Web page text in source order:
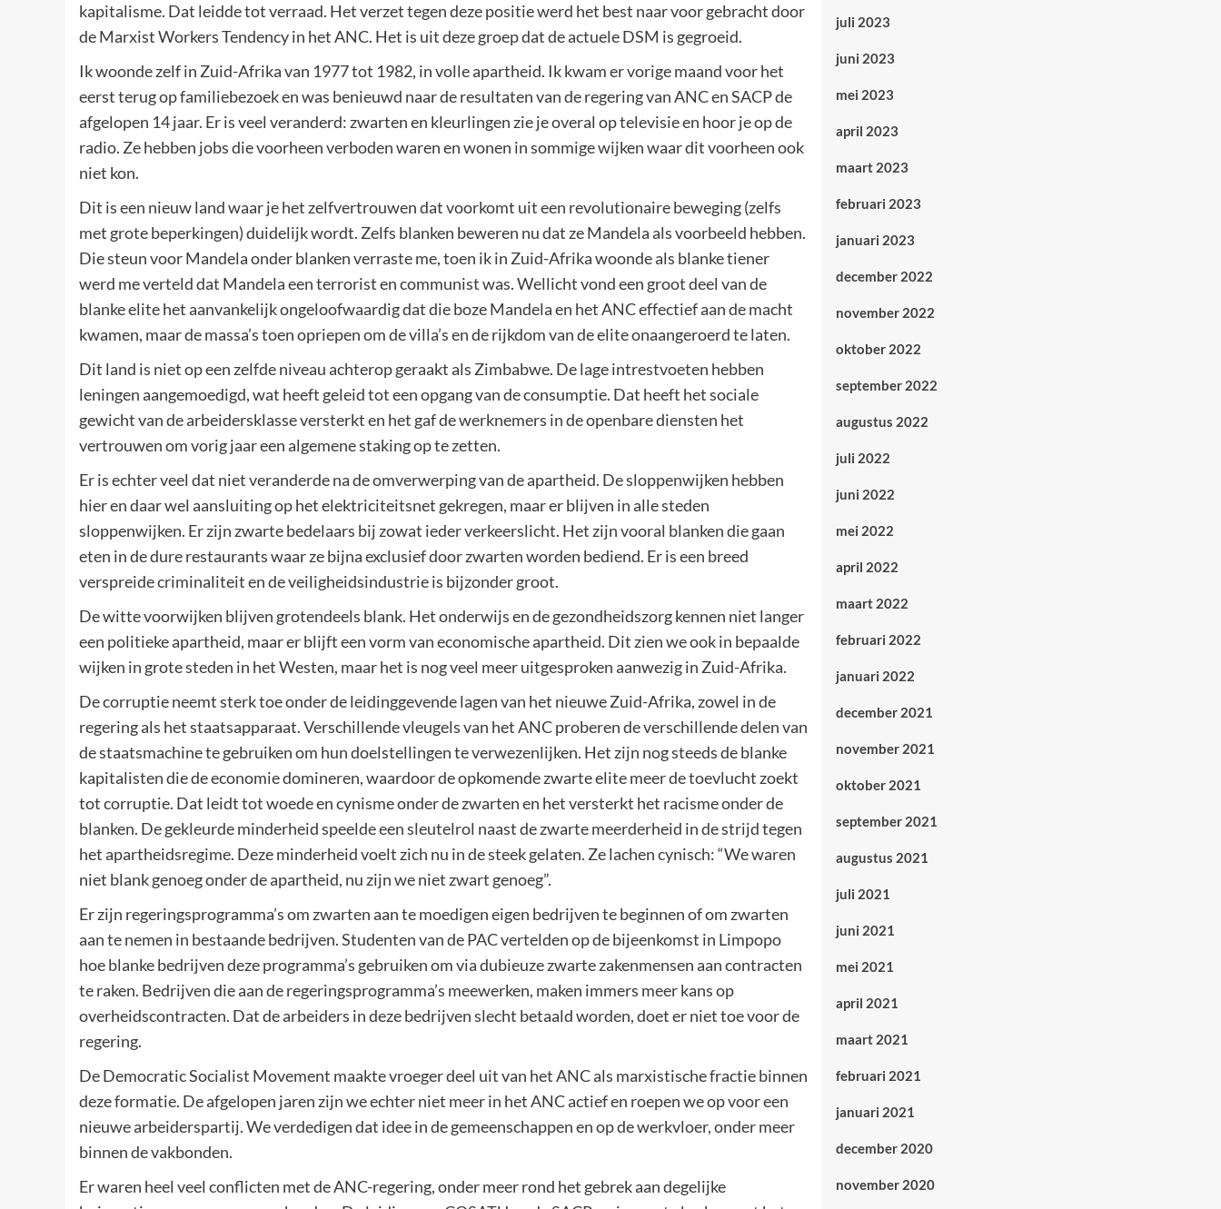
kapitalisme. Dat leidde tot verraad. Het verzet tegen deze positie werd het best naar voor gebracht door
de Marxist Workers Tendency in het ANC. Het is uit deze groep dat de actuele DSM is gegroeid.
Ik woonde zelf in Zuid-Afrika van 1977 tot 1982, in volle apartheid. Ik kwam er vorige maand voor het
eerst terug op familiebezoek en was benieuwd naar de resultaten van de regering van ANC en SACP de
afgelopen 14 jaar. Er is veel veranderd: zwarten en kleurlingen zie je overal op televisie en hoor je op de
radio. Ze hebben jobs die voorheen verboden waren en wonen in sommige wijken waar dit voorheen ook
niet kon.
Dit is een nieuw land waar je het zelfvertrouwen dat voorkomt uit een revolutionaire beweging (zelfs
met grote beperkingen) duidelijk wordt. Zelfs blanken beweren nu dat ze Mandela als voorbeeld hebben.
Die steun voor Mandela onder blanken verraste me, toen ik in Zuid-Afrika woonde als blanke tiener
werd me verteld dat Mandela een terrorist en communist was. Wellicht vond een groot deel van de
blanke elite het aanvankelijk ongeloofwaardig dat die boze Mandela en het ANC effectief aan de macht
kwamen, maar de massa’s toen opriepen om de villa’s en de rijkdom van de elite onaangeroerd te laten.
Dit land is niet op een zelfde niveau achterop geraakt als Zimbabwe. De lage intrestvoeten hebben
leningen aangemoedigd, wat heeft geleid tot een opgang van de consumptie. Dat heeft het sociale
gewicht van de arbeidersklasse versterkt en het gaf de werknemers in de openbare diensten het
vertrouwen om vorig jaar een algemene staking op te zetten.
Er is echter veel dat niet veranderde na de omverwerping van de apartheid. De sloppenwijken hebben
hier en daar wel aansluiting op het elektriciteitsnet gekregen, maar er blijven in alle steden
sloppenwijken. Er zijn zwarte bedelaars bij zowat ieder verkeerslicht. Het zijn vooral blanken die gaan
eten in de dure restaurants waar ze bijna exclusief door zwarten worden bediend. Er is een breed
verspreide criminaliteit en de veiligheidsindustrie is bijzonder groot.
De witte voorwijken blijven grotendeels blank. Het onderwijs en de gezondheidszorg kennen niet langer
een politieke apartheid, maar er blijft een vorm van economische apartheid. Dit zien we ook in bepaalde
wijken in grote steden in het Westen, maar het is nog veel meer uitgesproken aanwezig in Zuid-Afrika.
De corruptie neemt sterk toe onder de leidinggevende lagen van het nieuwe Zuid-Afrika, zowel in de
regering als het staatsapparaat. Verschillende vleugels van het ANC proberen de verschillende delen van
de staatsmachine te gebruiken om hun doelstellingen te verwezenlijken. Het zijn nog steeds de blanke
kapitalisten die de economie domineren, waardoor de opkomende zwarte elite meer de toevlucht zoekt
tot corruptie. Dat leidt tot woede en cynisme onder de zwarten en het versterkt het racisme onder de
blanken. De gekleurde minderheid speelde een sleutelrol naast de zwarte meerderheid in de strijd tegen
het apartheidsregime. Deze minderheid voelt zich nu in de steek gelaten. Ze lachen cynisch: “We waren
niet blank genoeg onder de apartheid, nu zijn we niet zwart genoeg”.
Er zijn regeringsprogramma’s om zwarten aan te moedigen eigen bedrijven te beginnen of om zwarten
aan te nemen in bestaande bedrijven. Studenten van de PAC vertelden op de bijeenkomst in Limpopo
hoe blanke bedrijven deze programma’s gebruiken om via dubieuze zwarte zakenmensen aan contracten
te raken. Bedrijven die aan de regeringsprogramma’s meewerken, maken immers meer kans op
overheidscontracten. Dat de arbeiders in deze bedrijven slecht betaald worden, doet er niet toe voor de
regering.
De Democratic Socialist Movement maakte vroeger deel uit van het ANC als marxistische fractie binnen
deze formatie. De afgelopen jaren zijn we echter niet meer in het ANC actief en roepen we op voor een
nieuwe arbeiderspartij. We verdedigen dat idee in de gemeenschappen en op de werkvloer, onder meer
binnen de vakbonden.
Er waren heel veel conflicten met de ANC-regering, onder meer rond het gebrek aan degelijke
juli 2023
juni 2023
mei 2023
april 2023
maart 2023
februari 2023
januari 2023
december 2022
november 2022
oktober 2022
september 2022
augustus 2022
juli 2022
juni 2022
mei 2022
april 2022
maart 2022
februari 2022
januari 2022
december 2021
november 2021
oktober 2021
september 2021
augustus 2021
juli 2021
juni 2021
mei 2021
april 2021
maart 2021
februari 2021
januari 2021
december 2020
november 2020